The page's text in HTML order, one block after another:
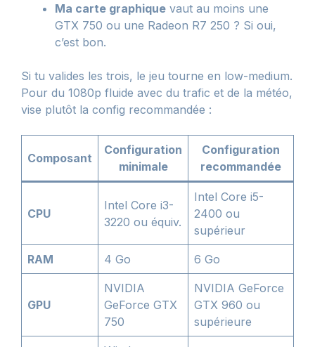
Ma carte graphique vaut au moins une
GTX 750 ou une Radeon R7 250 ? Si oui,
c’est bon.
Si tu valides les trois, le jeu tourne en low-medium.
Pour du 1080p fluide avec du trafic et de la météo,
vise plutôt la config recommandée :
Composant
Configuration
minimale
Configuration
recommandée
CPU
Intel Core i3-
3220 ou équiv.
Intel Core i5-
2400 ou
supérieur
RAM 4 Go 6 Go
GPU
NVIDIA
GeForce GTX
750
NVIDIA GeForce
GTX 960 ou
supérieure